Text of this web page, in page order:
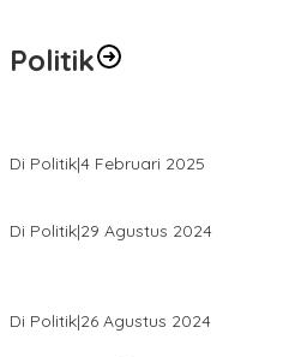
Politik
Di Politik|4 Februari 2025
Di Politik|29 Agustus 2024
Di Politik|26 Agustus 2024